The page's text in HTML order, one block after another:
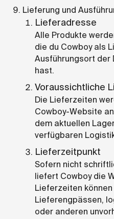
Lieferung und
Lieferadresse
Alle Produkte
die du Cowboy als
Ausführungsort der
hast.
Voraussichtliche
Die Lieferzeiten
Cowboy-Website
dem aktuellen
verfügbaren
Lieferzeitpunkt
Sofern nicht
liefert Cowboy die
Lieferzeiten
Lieferengpässen,
oder anderen